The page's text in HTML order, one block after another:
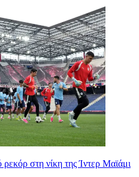
στη νίκη της Ίντερ Μαϊάμι